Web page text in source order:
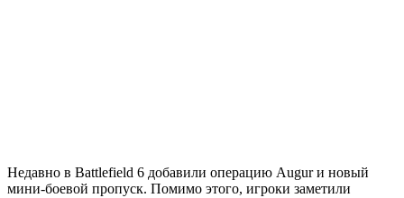
Недавно в Battlefield 6 добавили операцию Augur и новый
мини-боевой пропуск. Помимо этого, игроки заметили